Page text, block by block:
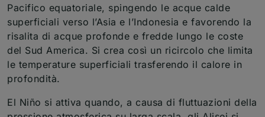
Pacifico equatoriale, spingendo le acque calde
superficiali verso l’Asia e l’Indonesia e favorendo la
risalita di acque profonde e fredde lungo le coste
del Sud America. Si crea così un ricircolo che limita
le temperature superficiali trasferendo il calore in
profondità.
El Niño si attiva quando, a causa di fluttuazioni della